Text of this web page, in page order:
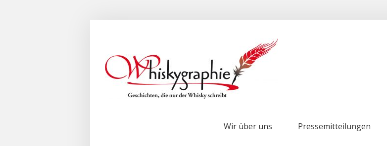
Wir über uns Pressemitteilungen